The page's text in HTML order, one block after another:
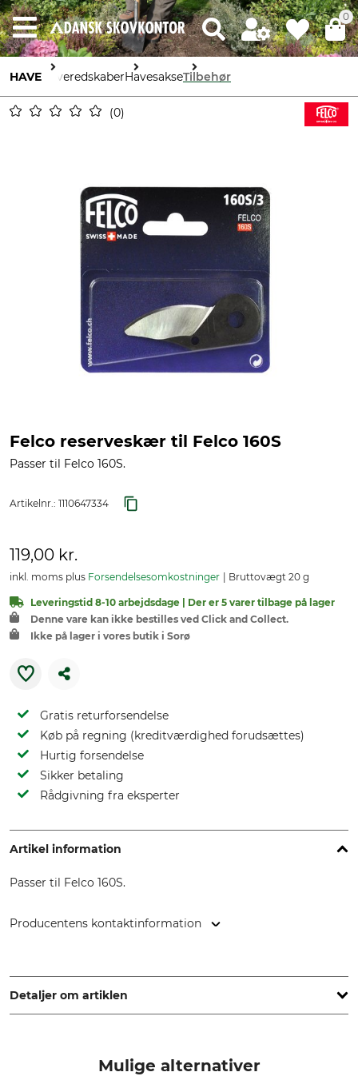
0
HAVE HaveredskaberHavesakseTilbehør
0
Felco reserveskær til Felco 160S
Passer til Felco 160S.
Artikelnr.: 1110647334
119,00 kr.
inkl. moms plus Forsendelsesomkostninger Bruttovægt 20 g
Leveringstid 8-10 arbejdsdage | Der er 5 varer tilbage på lager
Denne vare kan ikke bestilles ved Click and Collect.
Ikke på lager i vores butik i Sorø
Gratis returforsendelse
Køb på regning (kreditværdighed forudsættes)
Hurtig forsendelse
Sikker betaling
Rådgivning fra eksperter
Artikel information
Passer til Felco 160S.
Producentens kontaktinformation
Freiberg/N., Germany, www.felco.eu
Detaljer om artiklen
Mulige alternativer